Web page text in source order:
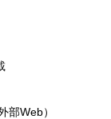
部Web）